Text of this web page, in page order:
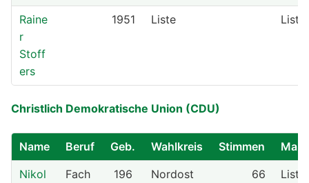
Raine
r
Stoff
ers
1951 Liste Liste
Christlich Demokratische Union (CDU)
Name Beruf Geb. Wahlkreis Stimmen
Nikol
Fach
196
Nordost 66 Liste